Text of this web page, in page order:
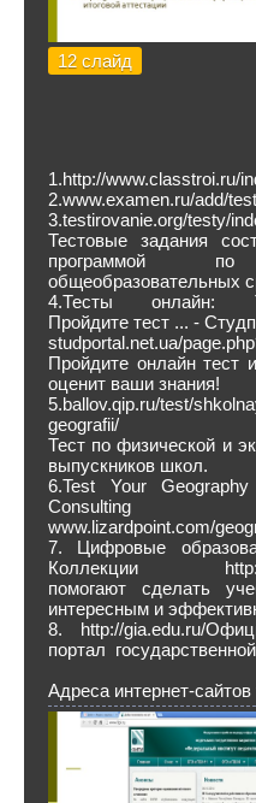
12 слайд
1.http://www.classtroi.ru/
2.www.examen.ru/add/
3.testirovanie.org/testy/
Тестовые задания
программой
общеобразовательных
4.Тесты онлайн:
Пройдите тест ... -
studportal.net.ua/
Пройдите онлайн тест
оценит ваши знания!
5.ballov.qip.ru/test/
geografii/‎
Тест по физической и
выпускников школ.
6.Test Your
Consulting
www.lizardpoint.com/
7. Цифровые
Коллекции http://
помогают сделать
интересным и
8. http://gia.edu.ru/
портал
Адреса интернет-